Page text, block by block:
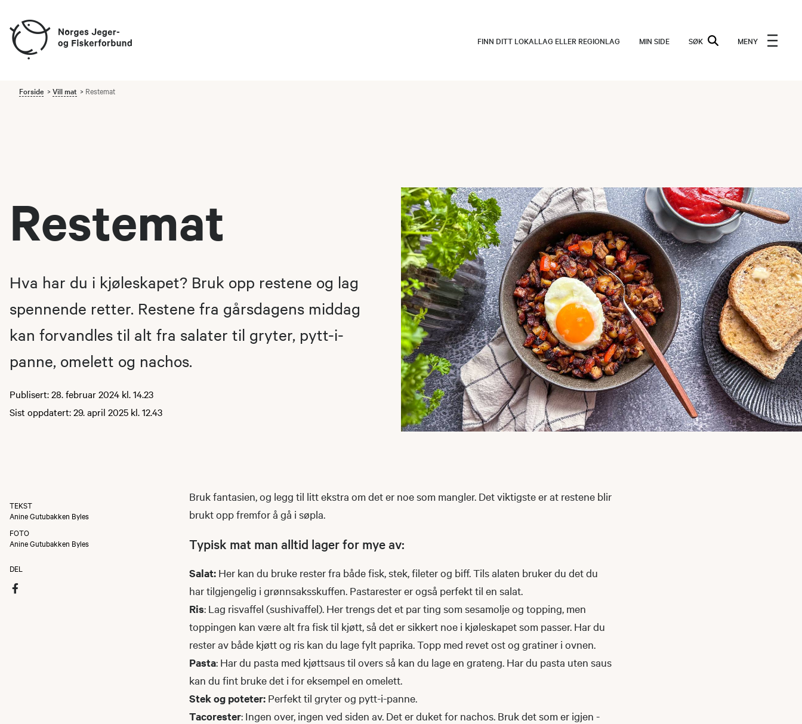
FINN DITT LOKALLAG ELLER REGIONLAG MIN SIDE SØK MENY
Forside Vill mat Restemat
Restemat
Hva har du i kjøleskapet? Bruk opp restene og lag
spennende retter. Restene fra gårsdagens middag
kan forvandles til alt fra salater til gryter, pytt-i-
panne, omelett og nachos.
Publisert: 28. februar 2024 kl. 14.23
Sist oppdatert: 29. april 2025 kl. 12.43
TEKST
Anine Gutubakken Byles
FOTO
Anine Gutubakken Byles
DEL
Bruk fantasien, og legg til litt ekstra om det er noe som mangler. Det viktigste er at restene blir
brukt opp fremfor å gå i søpla.
Typisk mat man alltid lager for mye av:
Salat: Her kan du bruke rester fra både fisk, stek, fileter og biff. Tils alaten bruker du det du
har tilgjengelig i grønnsaksskuffen. Pastarester er også perfekt til en salat.
Ris: Lag risvaffel (sushivaffel). Her trengs det et par ting som sesamolje og topping, men
toppingen kan være alt fra fisk til kjøtt, så det er sikkert noe i kjøleskapet som passer. Har du
rester av både kjøtt og ris kan du lage fylt paprika. Topp med revet ost og gratiner i ovnen.
Pasta: Har du pasta med kjøttsaus til overs så kan du lage en grateng. Har du pasta uten saus
kan du fint bruke det i for eksempel en omelett.
Stek og poteter: Perfekt til gryter og pytt-i-panne.
Tacorester: Ingen over, ingen ved siden av. Det er duket for nachos. Bruk det som er igjen -